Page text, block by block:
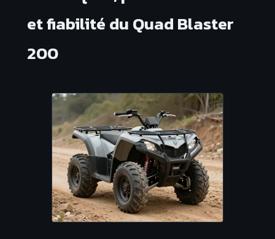
et fiabilité du Quad Blaster
200